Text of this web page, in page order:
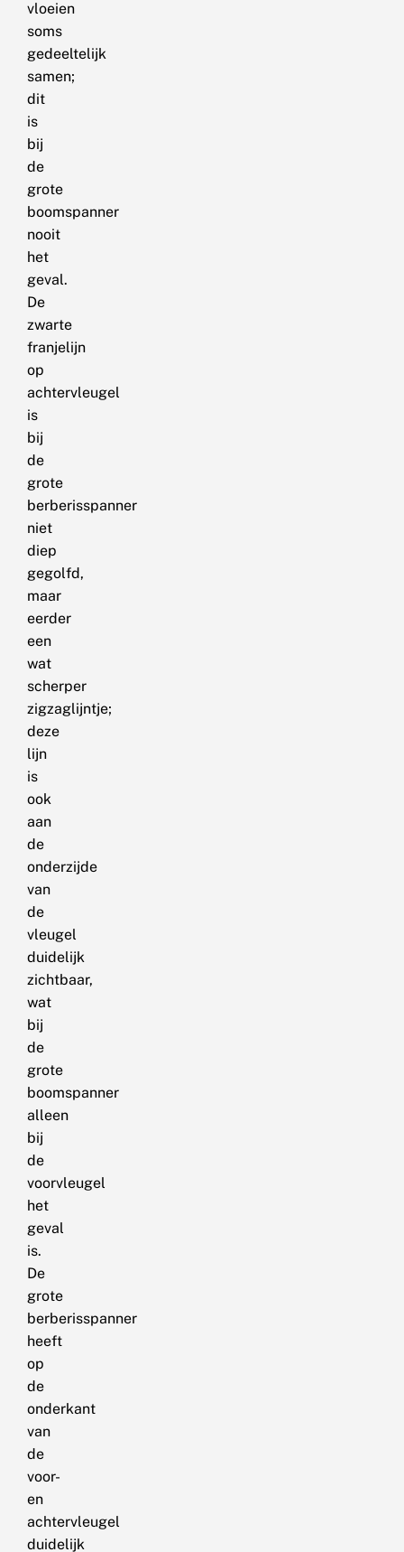
vloeien
soms
gedeeltelijk
samen;
dit
is
bij
de
grote
boomspanner
nooit
het
geval.
De
zwarte
franjelijn
op
achtervleugel
is
bij
de
grote
berberisspanner
niet
diep
gegolfd,
maar
eerder
een
wat
scherper
zigzaglijntje;
deze
lijn
is
ook
aan
de
onderzijde
van
de
vleugel
duidelijk
zichtbaar,
wat
bij
de
grote
boomspanner
alleen
bij
de
voorvleugel
het
geval
is.
De
grote
berberisspanner
heeft
op
de
onderkant
van
de
voor-
en
achtervleugel
duidelijk